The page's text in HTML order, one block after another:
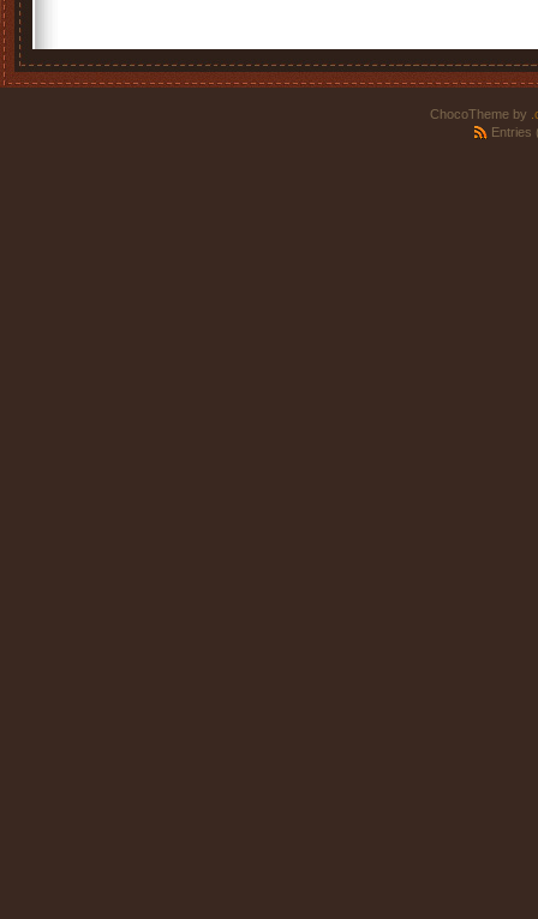
ChocoTheme by
Entries